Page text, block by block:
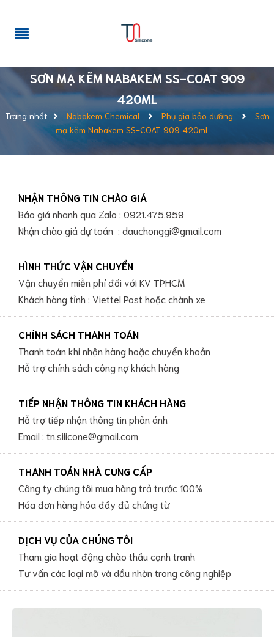
SƠN MẠ KẼM NABAKEM SS-COAT 909
420ML
Trang nhất Nabakem Chemical Phụ gia bảo dưỡng
Sơn
mạ kẽm Nabakem SS-COAT 909 420ml
NHẬN THÔNG TIN CHÀO GIÁ
Báo giá nhanh qua Zalo : 0921.475.959
Nhận chào giá dự toán : dauchonggi@gmail.com
HÌNH THỨC VẬN CHUYỂN
Vận chuyển miễn phí đối với KV TPHCM
Khách hàng tỉnh : Viettel Post hoặc chành xe
CHÍNH SÁCH THANH TOÁN
Thanh toán khi nhận hàng hoặc chuyển khoản
Hỗ trợ chính sách công nợ khách hàng
TIẾP NHẬN THÔNG TIN KHÁCH HÀNG
Hỗ trợ tiếp nhận thông tin phản ánh
Email : tn.silicone@gmail.com
THANH TOÁN NHÀ CUNG CẤP
Công ty chúng tôi mua hàng trả trước 100%
Hóa đơn hàng hóa đầy đủ chứng từ
DỊCH VỤ CỦA CHÚNG TÔI
Tham gia hoạt động chào thầu cạnh tranh
Tư vấn các loại mỡ và dầu nhờn trong công nghiệp